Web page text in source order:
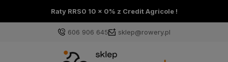
Raty RRS0 10 x 0% z Credit Agricole !
606 906 645 sklep@rowery.pl